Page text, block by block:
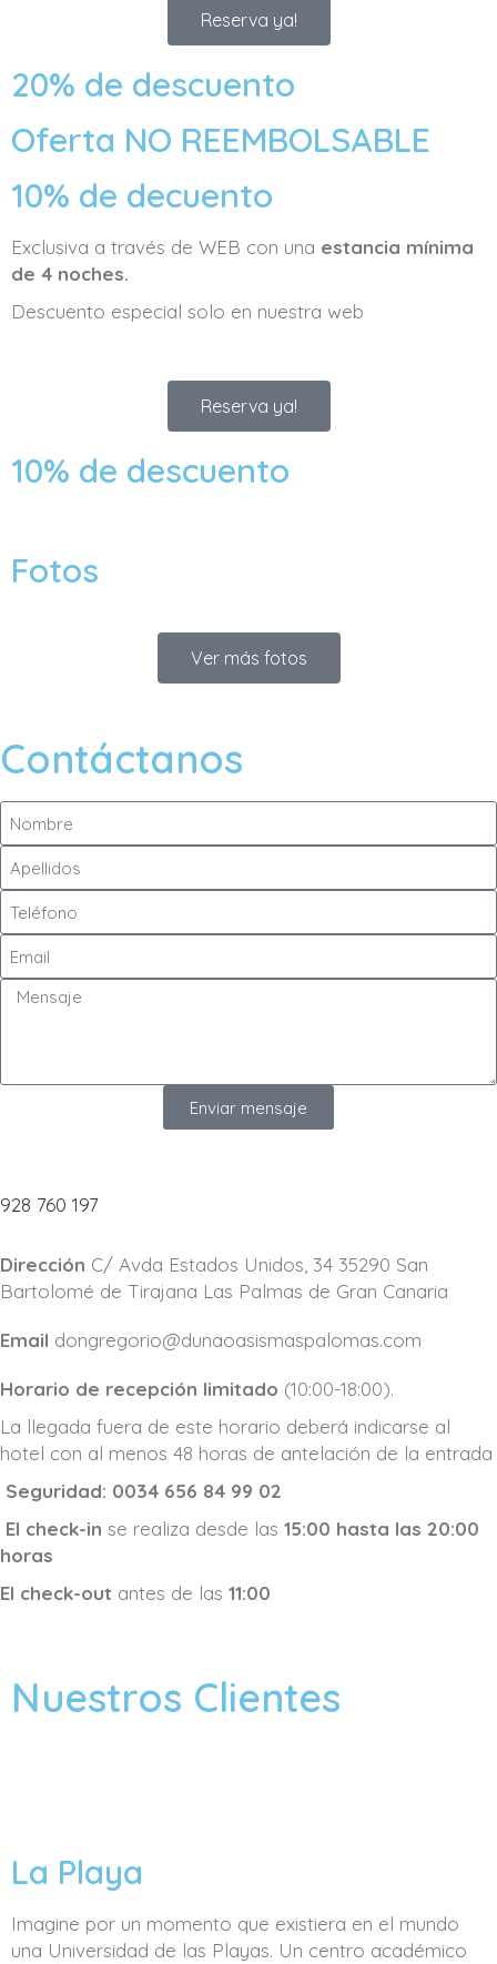
Reserva ya!
20% de descuento
Oferta NO REEMBOLSABLE
10% de decuento
Exclusiva a través de WEB con una estancia mínima
de 4 noches.
Descuento especial solo en nuestra web
Reserva ya!
10% de descuento
Fotos
Ver más fotos
Contáctanos
Enviar mensaje
928 760 197
Dirección C/ Avda Estados Unidos, 34 35290 San
Bartolomé de Tirajana Las Palmas de Gran Canaria
Email dongregorio@dunaoasismaspalomas.com
Horario de recepción limitado (10:00-18:00).
La llegada fuera de este horario deberá indicarse al
hotel con al menos 48 horas de antelación de la entrada
Seguridad: 0034 656 84 99 02
El check-in se realiza desde las 15:00 hasta las 20:00
horas
El check-out antes de las 11:00
Nuestros Clientes
La Playa
Imagine por un momento que existiera en el mundo
una Universidad de las Playas. Un centro académico